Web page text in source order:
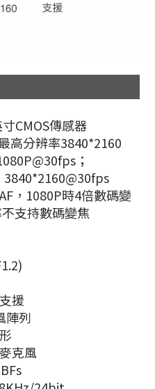
CMOS傳感器
高分辨率3840*2160
；
，1080P時4倍數碼變
支持數碼變焦
援
陣列
克風